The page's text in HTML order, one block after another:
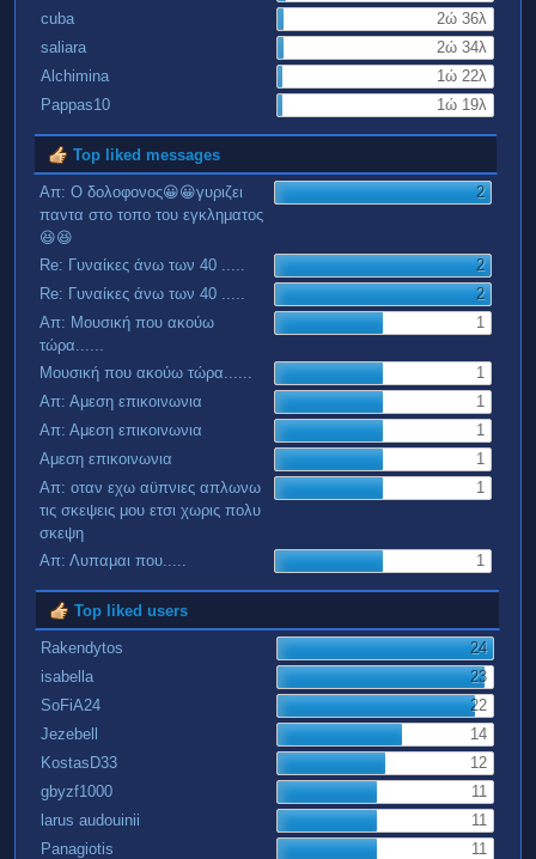
cuba
2ώ 36λ
saliara
2ώ 34λ
Alchimina
1ώ 22λ
Pappas10
1ώ 19λ
Top liked messages
Απ: Ο δολοφονος😀😀γυριζει
παντα στο τοπο του εγκληματος
😆😆
2
Re: Γυναίκες άνω των 40 .....
2
Re: Γυναίκες άνω των 40 .....
2
Απ: Μουσική που ακούω
τώρα......
1
Μουσική που ακούω τώρα......
1
Απ: Αμεση επικοινωνια
1
Απ: Αμεση επικοινωνια
1
Αμεση επικοινωνια
1
Απ: οταν εχω αϋπνιες απλωνω
τις σκεψεις μου ετσι χωρις πολυ
σκεψη
1
Απ: Λυπαμαι που..... 1
Top liked users
Rakendytos
24
isabella
23
SoFiA24
22
Jezebell
14
KostasD33
12
gbyzf1000
11
larus audouinii
11
Panagiotis
11